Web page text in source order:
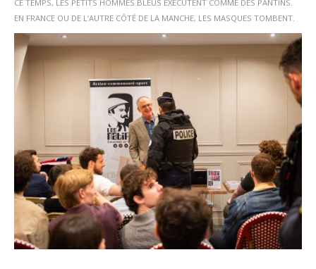
CE TEMPS, LES PETITS HOMMES BLEUS EXÉCUTENT COMME DES PANTINS.
EN FRANCE OU DE L’AUTRE CÔTÉ DE LA MANCHE, LES MASQUES TOMBENT.